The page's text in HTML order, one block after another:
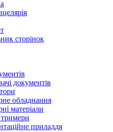
сторінок
документів
обладнання
матеріали
тримери
приладдя